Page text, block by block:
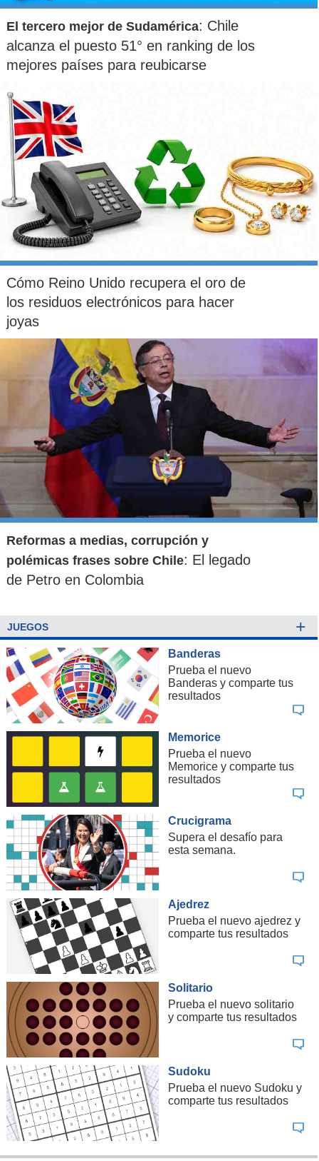
El tercero mejor de Sudamérica: Chile
alcanza el puesto 51° en ranking de los
mejores países para reubicarse
Cómo Reino Unido recupera el oro de
los residuos electrónicos para hacer
joyas
Reformas a medias, corrupción y
polémicas frases sobre Chile: El legado
de Petro en Colombia
JUEGOS +
Banderas
Prueba el nuevo
Banderas y comparte tus
resultados
Memorice
Prueba el nuevo
Memorice y comparte tus
resultados
Crucigrama
Supera el desafío para
esta semana.
Ajedrez
Prueba el nuevo ajedrez y
comparte tus resultados
Solitario
Prueba el nuevo solitario
y comparte tus resultados
Sudoku
Prueba el nuevo Sudoku y
comparte tus resultados